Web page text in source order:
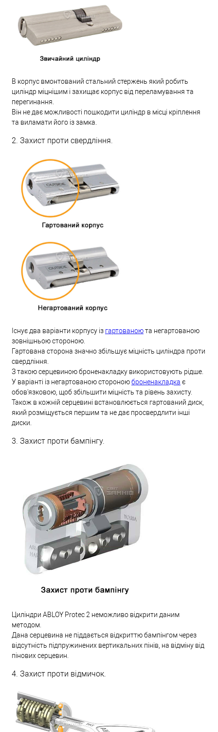
В корпус вмонтований стальний стержень який робить
циліндр міцнішим і захищає корпус від переламування та
перегинання.
Він не дає можливості пошкодити циліндр в місці кріплення
та виламати його із замка.
2. Захист проти свердління.
Існує два варіанти корпусу із гартованоюта негартованою
зовнішньою стороною.
Гартована сторона значно збільшує міцність циліндра проти
свердління.
З такою серцевиною броненакладку використовують рідше.
У варіанті із негартованою стороноюброненакладка є
обов'язковою, щоб збільшити міцність та рівень захисту.
Також в кожній серцевині встановлюється гартований диск,
який розміщується першим та не дає просвердлити інші
диски.
3. Захист проти бампінгу.
Циліндри ABLOY Protec 2 неможливо відкрити даним
методом.
Дана серцевина не піддається відкриттю бампінгом через
відсутність підпружинених вертикальних пінів, на відміну від
пінових серцевин.
4. Захист проти відмичок.